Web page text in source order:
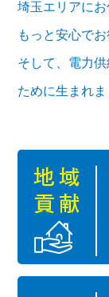
埼玉エリアに
もっと安心で
そして、電力
ために生まれま